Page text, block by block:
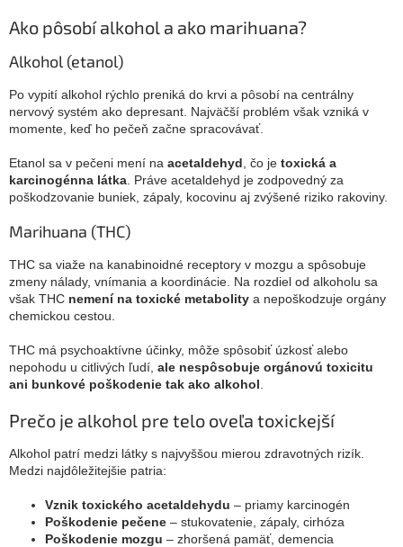
Ako pôsobí alkohol a ako marihuana?
Alkohol (etanol)
Po vypití alkohol rýchlo preniká do krvi a pôsobí na centrálny
nervový systém ako depresant. Najväčší problém však vzniká v
momente, keď ho pečeň začne spracovávať.
Etanol sa v pečeni mení na acetaldehyd, čo je toxická a
karcinogénna látka. Práve acetaldehyd je zodpovedný za
poškodzovanie buniek, zápaly, kocovinu aj zvýšené riziko rakoviny.
Marihuana (THC)
THC sa viaže na kanabinoidné receptory v mozgu a spôsobuje
zmeny nálady, vnímania a koordinácie. Na rozdiel od alkoholu sa
však THC nemení na toxické metabolity a nepoškodzuje orgány
chemickou cestou.
THC má psychoaktívne účinky, môže spôsobiť úzkosť alebo
nepohodu u citlivých ľudí, ale nespôsobuje orgánovú toxicitu
ani bunkové poškodenie tak ako alkohol.
Prečo je alkohol pre telo oveľa toxickejší
Alkohol patrí medzi látky s najvyššou mierou zdravotných rizík.
Medzi najdôležitejšie patria:
Vznik toxického acetaldehydu – priamy karcinogén
Poškodenie pečene – stukovatenie, zápaly, cirhóza
Poškodenie mozgu – zhoršená pamäť, demencia